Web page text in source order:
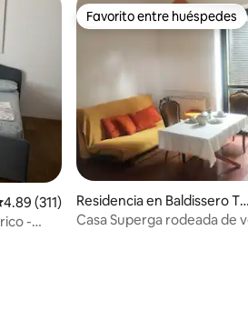
promedio: 4.89 de 5; 311
4.89 (311)
-
Favorito entre huéspedes
Favorito entre huéspedes
Residencia en Baldissero Tori
nese
Casa Superga rodeada de